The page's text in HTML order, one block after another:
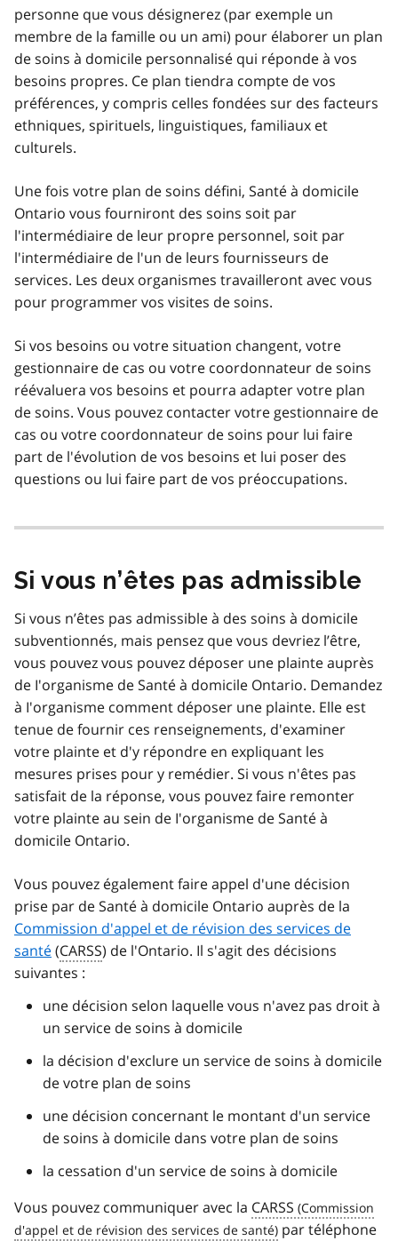
personne que vous désignerez (par exemple un
membre de la famille ou un ami) pour élaborer un plan
de soins à domicile personnalisé qui réponde à vos
besoins propres. Ce plan tiendra compte de vos
préférences, y compris celles fondées sur des facteurs
ethniques, spirituels, linguistiques, familiaux et
culturels.
Une fois votre plan de soins défini, Santé à domicile
Ontario vous fourniront des soins soit par
l'intermédiaire de leur propre personnel, soit par
l'intermédiaire de l'un de leurs fournisseurs de
services. Les deux organismes travailleront avec vous
pour programmer vos visites de soins.
Si vos besoins ou votre situation changent, votre
gestionnaire de cas ou votre coordonnateur de soins
réévaluera vos besoins et pourra adapter votre plan
de soins. Vous pouvez contacter votre gestionnaire de
cas ou votre coordonnateur de soins pour lui faire
part de l'évolution de vos besoins et lui poser des
questions ou lui faire part de vos préoccupations.
Si vous n’êtes pas admissible
Si vous n’êtes pas admissible à des soins à domicile
subventionnés, mais pensez que vous devriez l’être,
vous pouvez vous pouvez déposer une plainte auprès
de I'organisme de Santé à domicile Ontario. Demandez
à I'organisme comment déposer une plainte. Elle est
tenue de fournir ces renseignements, d'examiner
votre plainte et d'y répondre en expliquant les
mesures prises pour y remédier. Si vous n'êtes pas
satisfait de la réponse, vous pouvez faire remonter
votre plainte au sein de I'organisme de Santé à
domicile Ontario.
Vous pouvez également faire appel d'une décision
prise par de Santé à domicile Ontario auprès de la
Commission d'appel et de révision des services de
santé(CARSS) de l'Ontario. Il s'agit des décisions
suivantes :
une décision selon laquelle vous n'avez pas droit à
un service de soins à domicile
la décision d'exclure un service de soins à domicile
de votre plan de soins
une décision concernant le montant d'un service
de soins à domicile dans votre plan de soins
la cessation d'un service de soins à domicile
Vous pouvez communiquer avec la CARSS
par téléphone